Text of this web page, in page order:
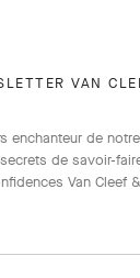
VAN
enchanteur de
de savoir-
Van Cleef